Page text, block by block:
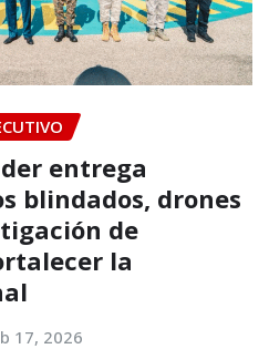
entrega
blindados, drones
de
la
17, 2026